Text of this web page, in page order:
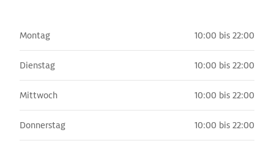
Montag 10:00 bis 22:00
Dienstag 10:00 bis 22:00
Mittwoch 10:00 bis 22:00
Donnerstag 10:00 bis 22:00